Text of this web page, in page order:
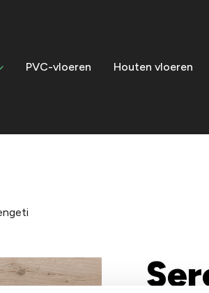
PVC-vloeren Houten vloeren